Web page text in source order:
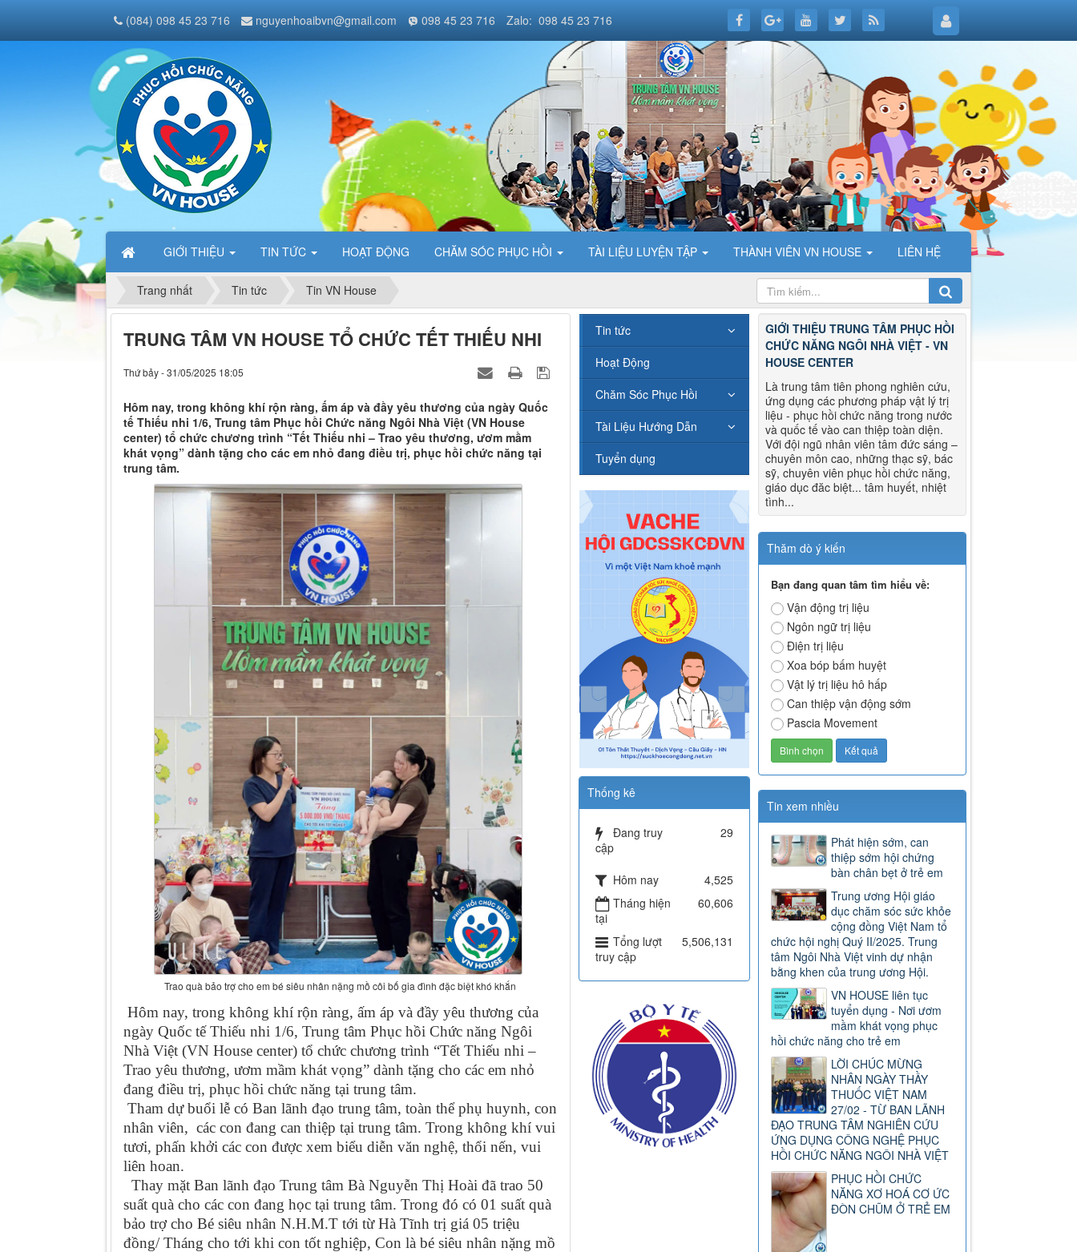
GIỚI THIỆU TIN TỨC HOẠT ĐỘNG CHĂM SÓC PHỤC HỒI TÀI LIỆU LUYỆN TẬP THÀNH VIÊN VN HOUSE LIÊN HỆ
(084) 098 45 23 716 nguyenhoaibvn@gmail.com 098 45 23 716 Zalo: 098 45 23 716
Trang nhất Tin tức Tin VN House
TRUNG TÂM VN HOUSE TỔ CHỨC TẾT THIẾU NHI
Thứ bảy - 31/05/2025 18:05
Hôm nay, trong không khí rộn ràng, ấm áp và đầy yêu thương của ngày Quốc
tế Thiếu nhi 1/6, Trung tâm Phục hồi Chức năng Ngôi Nhà Việt (VN House
center) tổ chức chương trình “Tết Thiếu nhi – Trao yêu thương, ươm mầm
khát vọng” dành tặng cho các em nhỏ đang điều trị, phục hồi chức năng tại
trung tâm.
Trao quà bảo trợ cho em bé siêu nhân nặng mồ côi bố gia đình đặc biệt khó khắn
Hôm nay, trong không khí rộn ràng, ấm áp và đầy yêu thương của
ngày Quốc tế Thiếu nhi 1/6, Trung tâm Phục hồi Chức năng Ngôi
Nhà Việt (VN House center) tổ chức chương trình “Tết Thiếu nhi –
Trao yêu thương, ươm mầm khát vọng” dành tặng cho các em nhỏ
đang điều trị, phục hồi chức năng tại trung tâm.
Tham dự buổi lễ có Ban lãnh đạo trung tâm, toàn thể phụ huynh, con
nhân viên, các con đang can thiệp tại trung tâm. Trong không khí vui
tươi, phấn khởi các con được xem biểu diễn văn nghệ, thổi nến, vui
liên hoan.
Thay mặt Ban lãnh đạo Trung tâm Bà Nguyễn Thị Hoài đã trao 50
suất quà cho các con đang học tại trung tâm. Trong đó có 01 suất quà
bảo trợ cho Bé siêu nhân N.H.M.T tới từ Hà Tĩnh trị giá 05 triệu
đồng/ Tháng cho tới khi con tốt nghiệp, Con là bé siêu nhân nặng mồ
GIỚI THIỆU TRUNG TÂM PHỤC HỒI
CHỨC NĂNG NGÔI NHÀ VIỆT - VN
HOUSE CENTER
Là trung tâm tiên phong nghiên cứu,
ứng dụng các phương pháp vật lý trị
liệu - phục hồi chức năng trong nước
và quốc tế vào can thiệp toàn diện.
Với đội ngũ nhân viên tâm đức sáng –
chuyên môn cao, những thạc sỹ, bác
sỹ, chuyên viên phục hồi chức năng,
giáo dục đăc biệt... tâm huyết, nhiệt
tình...
Thăm dò ý kiến
Bạn đang quan tâm tìm hiểu về:
Vận động trị liệu
Ngôn ngữ trị liệu
Điện trị liệu
Xoa bóp bấm huyệt
Vật lý trị liệu hô hấp
Can thiệp vận động sớm
Pascia Movement
Tin xem nhiều
Phát hiện sớm, can
thiệp sớm hội chứng
bàn chân bẹt ở trẻ em
Trung ương Hội giáo
dục chăm sóc sức khỏe
cộng đồng Việt Nam tổ
chức hội nghị Quý II/2025. Trung
tâm Ngôi Nhà Việt vinh dự nhận
bằng khen của trung ương Hội.
VN HOUSE liên tục
tuyển dụng - Nơi ươm
mầm khát vọng phục
hồi chức năng cho trẻ em
LỜI CHÚC MỪNG
NHÂN NGÀY THẦY
THUỐC VIỆT NAM
27/02 - TỪ BAN LÃNH
ĐẠO TRUNG TÂM NGHIÊN CỨU
ỨNG DỤNG CÔNG NGHỆ PHỤC
HỒI CHỨC NĂNG NGÔI NHÀ VIỆT
PHỤC HỒI CHỨC
NĂNG XƠ HOÁ CƠ ỨC
ĐÒN CHŨM Ở TRẺ EM
Tin tức
Hoạt Động
Chăm Sóc Phục Hồi
Tài Liệu Hướng Dẫn
Tuyển dụng
Thống kê
Đang truy
cập
29
Hôm nay
4,525
Tháng hiện
tại
60,606
Tổng lượt
truy cập
5,506,131